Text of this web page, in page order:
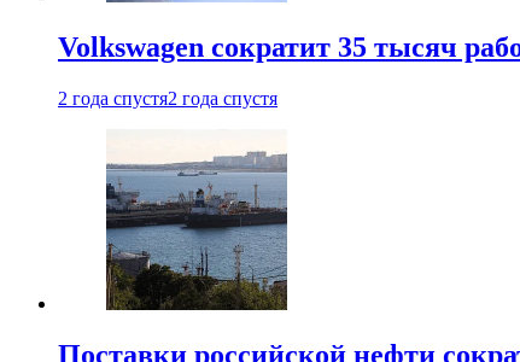
Volkswagen сократит 35 тысяч
2 года спустя2 года спустя
Поставки российской нефти